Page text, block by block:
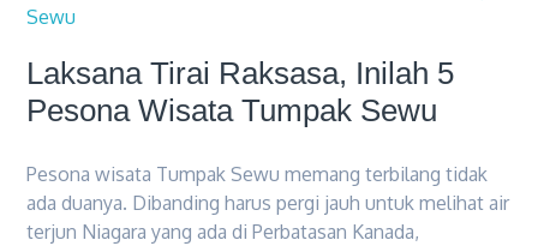
Laksana Tirai Raksasa, Inilah 5
Pesona Wisata Tumpak Sewu
Pesona wisata Tumpak Sewu memang terbilang tidak
ada duanya. Dibanding harus pergi jauh untuk melihat air
terjun Niagara yang ada di Perbatasan Kanada,